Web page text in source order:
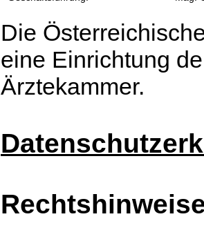
Die
eine Einrichtung
Ärztekammer.